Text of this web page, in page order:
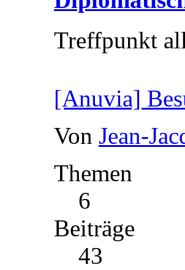
Treffpunkt
[Anuvia]
Von Jean-
Themen
6
Beiträge
43